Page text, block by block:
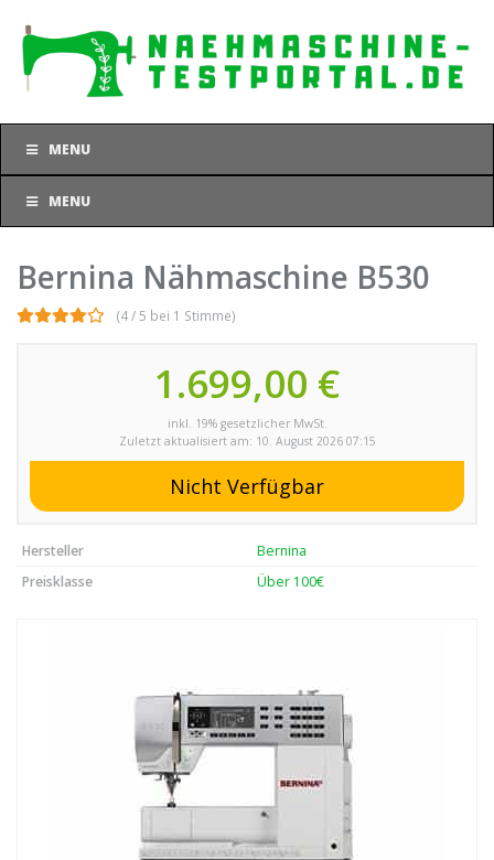
main
content
MENU
MENU
Bernina Nähmaschine B530
(4 / 5 bei 1 Stimme)
1.699,00 €
inkl. 19% gesetzlicher MwSt.
Zuletzt aktualisiert am: 10. August 2026 07:15
Nicht Verfügbar
Hersteller
Bernina
Preisklasse
Über 100€